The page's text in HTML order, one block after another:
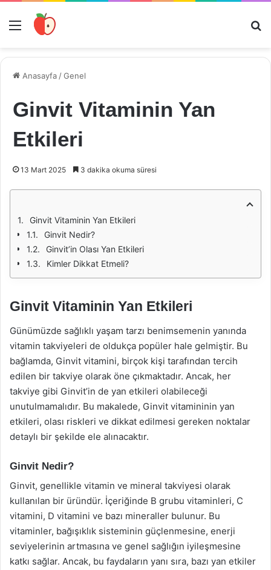
Menü
Anasayfa /Genel
Ginvit Vitaminin Yan
Etkileri
13 Mart 2025 3 dakika okuma süresi
Ginvit Vitaminin Yan Etkileri
Ginvit Nedir?
Ginvit’in Olası Yan Etkileri
Kimler Dikkat Etmeli?
Ginvit Vitaminin Yan Etkileri
Günümüzde sağlıklı yaşam tarzı benimsemenin yanında
vitamin takviyeleri de oldukça popüler hale gelmiştir. Bu
bağlamda, Ginvit vitamini, birçok kişi tarafından tercih
edilen bir takviye olarak öne çıkmaktadır. Ancak, her
takviye gibi Ginvit’in de yan etkileri olabileceği
unutulmamalıdır. Bu makalede, Ginvit vitamininin yan
etkileri, olası riskleri ve dikkat edilmesi gereken noktalar
detaylı bir şekilde ele alınacaktır.
Ginvit Nedir?
Ginvit, genellikle vitamin ve mineral takviyesi olarak
kullanılan bir üründür. İçeriğinde B grubu vitaminleri, C
vitamini, D vitamini ve bazı mineraller bulunur. Bu
vitaminler, bağışıklık sisteminin güçlenmesine, enerji
seviyelerinin artmasına ve genel sağlığın iyileşmesine
katkı sağlar. Ancak, bu faydaların yanı sıra, bazı yan etkiler